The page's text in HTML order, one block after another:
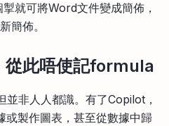
就可將Word文件變成簡佈，
簡佈。
此唔使記formula
非人人都識。有了Copilot，
製作圖表，甚至從數據中歸